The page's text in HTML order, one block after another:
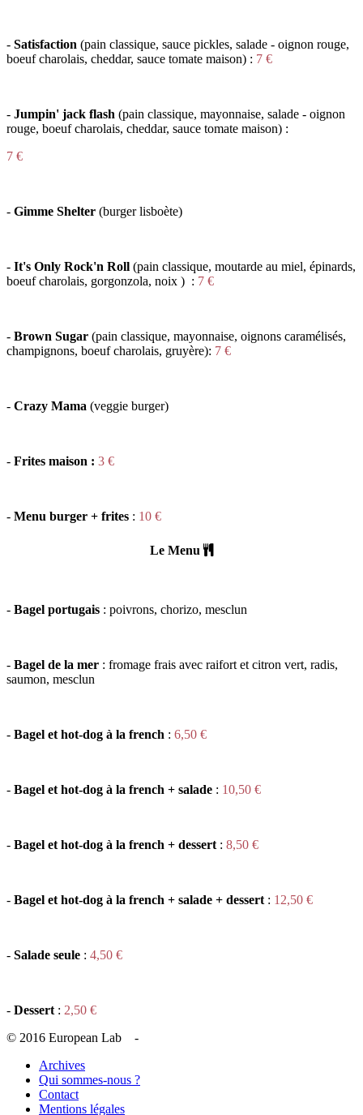
- Satisfaction (pain classique, sauce pickles, salade - oignon rouge,
boeuf charolais, cheddar, sauce tomate maison) : 7 €
- Jumpin' jack flash (pain classique, mayonnaise, salade - oignon
rouge, boeuf charolais, cheddar, sauce tomate maison) :
7 €
- Gimme Shelter (burger lisboète)
- It's Only Rock'n Roll (pain classique, moutarde au miel, épinards,
boeuf charolais, gorgonzola, noix ) : 7 €
- Brown Sugar (pain classique, mayonnaise, oignons caramélisés,
champignons, boeuf charolais, gruyère): 7 €
- Crazy Mama (veggie burger)
- Frites maison : 3 €
- Menu burger + frites : 10 €
Le Menu
- Bagel portugais : poivrons, chorizo, mesclun
- Bagel de la mer : fromage frais avec raifort et citron vert, radis,
saumon, mesclun
- Bagel et hot-dog à la french : 6,50 €
- Bagel et hot-dog à la french + salade : 10,50 €
- Bagel et hot-dog à la french + dessert : 8,50 €
- Bagel et hot-dog à la french + salade + dessert : 12,50 €
- Salade seule : 4,50 €
- Dessert : 2,50 €
© 2016 European Lab -
Archives
Qui sommes-nous ?
Contact
Mentions légales